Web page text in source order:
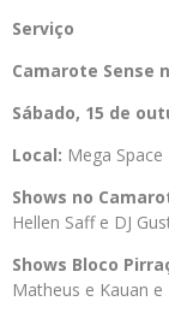
Serviço
Camarote Sense
Sábado, 15 de
Local: Mega
Shows no
Hellen Saff e DJ
Shows Bloco
Matheus e Kauan